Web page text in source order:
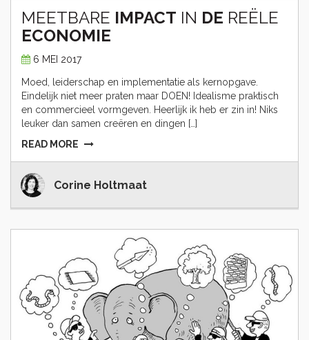
MEETBARE IMPACT IN DE REËLE
ECONOMIE
6 MEI 2017
Moed, leiderschap en implementatie als kernopgave.
Eindelijk niet meer praten maar DOEN! Idealisme praktisch
en commercieel vormgeven. Heerlijk ik heb er zin in! Niks
leuker dan samen creëren en dingen […]
READ MORE
Corine Holtmaat